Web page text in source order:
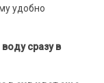
удобно
сразу в